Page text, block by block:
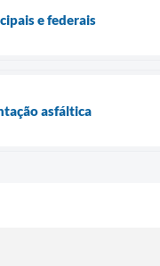
e federais
asfáltica